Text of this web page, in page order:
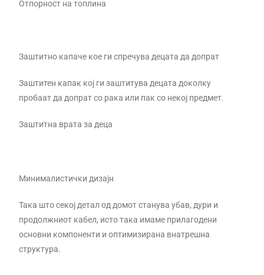
Отпорност на топлина
Заштитно капаче кое ги спречува децата да допрат
Заштитен капак кој ги заштитува децата доколку
пробаат да допрат со рака или пак со некој предмет.
Заштитна врата за деца
Минималистички дизајн
Така што секој детал од домот станува убав, дури и
продолжниот кабел, исто така имаме прилагодени
основни компоненти и оптимизирана внатрешна
структура.